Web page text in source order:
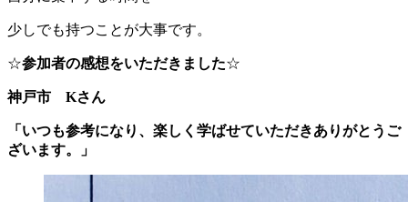
少しでも持つことが大事です。
☆参加者の感想をいただきました☆
神戸市 Kさん
「いつも参考になり、楽しく学ばせていただきありがとうご
ざいます。」